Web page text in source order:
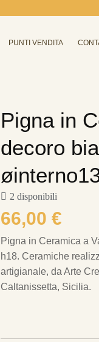
PUNTI VENDITA
Pigna in
decoro
2 disponibili
66,00 €
Pigna in Ceramica a
h18. Ceramiche
artigianale, da Arte
Caltanissetta, Sicilia.